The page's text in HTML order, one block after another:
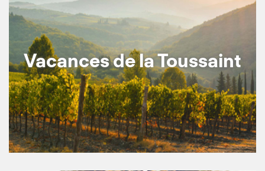
Vacances de la Toussaint